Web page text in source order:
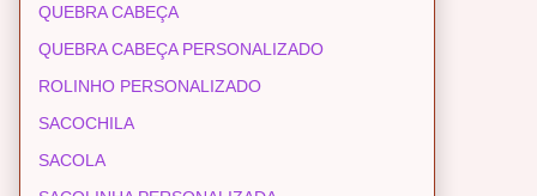
QUEBRA CABEÇA
QUEBRA CABEÇA PERSONALIZADO
ROLINHO PERSONALIZADO
SACOCHILA
SACOLA